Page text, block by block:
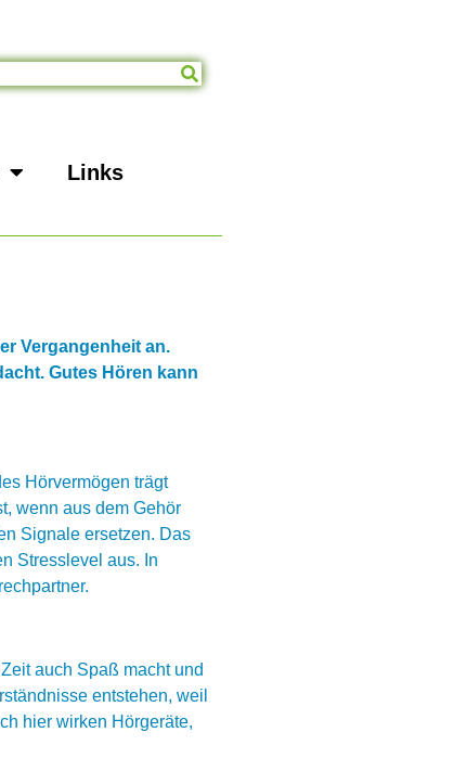
Links
Vergangenheit an.
Gutes Hören kann
Hörvermögen trägt
wenn aus dem Gehör
Signale ersetzen. Das
Stresslevel aus. In
auch Spaß macht und
entstehen, weil
hier wirken Hörgeräte,